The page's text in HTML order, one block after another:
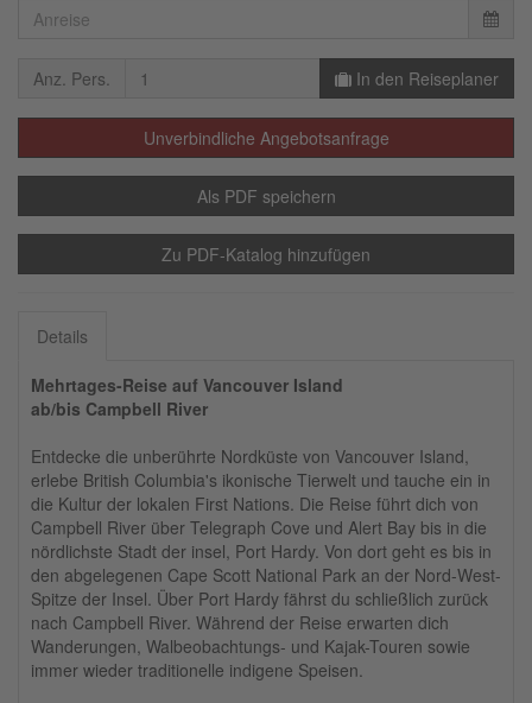
Anz. Pers. In den Reiseplaner
Unverbindliche Angebotsanfrage
Als PDF speichern
Zu PDF-Katalog hinzufügen
Details
Mehrtages-Reise auf Vancouver Island
ab/bis Campbell River
Entdecke die unberührte Nordküste von Vancouver Island,
erlebe British Columbia's ikonische Tierwelt und tauche ein in
die Kultur der lokalen First Nations. Die Reise führt dich von
Campbell River über Telegraph Cove und Alert Bay bis in die
nördlichste Stadt der insel, Port Hardy. Von dort geht es bis in
den abgelegenen Cape Scott National Park an der Nord-West-
Spitze der Insel. Über Port Hardy fährst du schließlich zurück
nach Campbell River. Während der Reise erwarten dich
Wanderungen, Walbeobachtungs- und Kajak-Touren sowie
immer wieder traditionelle indigene Speisen.